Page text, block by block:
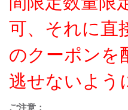
可、それに直
のクーポンを
逃せないよう
ご注意：